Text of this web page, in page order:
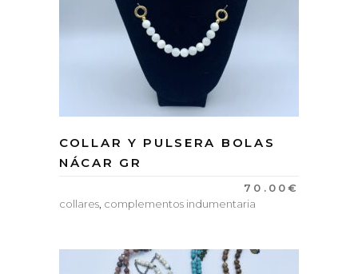
COLLAR Y PULSERA BOLAS
NÁCAR GR
70.00€
collares, complementos indumentaria